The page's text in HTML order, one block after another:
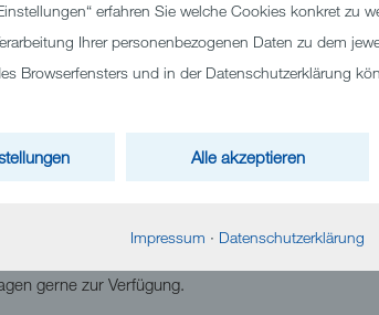
erfahren Sie welche Cookies konkret zu
Ihrer personenbezogenen Daten zu dem
Browserfensters und in der Datenschutzerklärung
Alle akzeptieren
Impressum · Datenschutzerklärung
Sotnikov/Regulationsstörung, von einem
an
Versorgung teilnehmenden Internisten.
Überweisungsschein des Facharztes,
gerne zur Verfügung.